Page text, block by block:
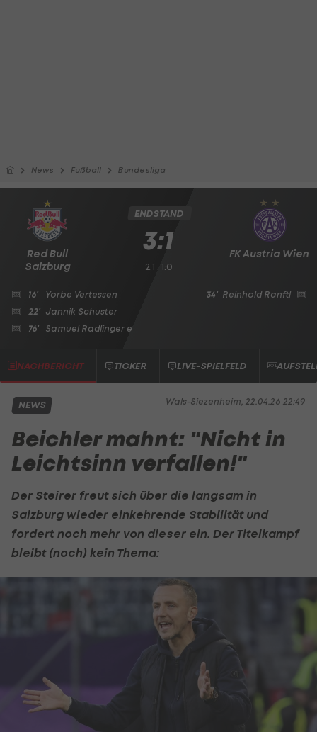
News Fußball Bundesliga
Red Bull
Salzburg
FK Austria Wien
ENDSTAND
3:1
2:1 , 1:0
16'
Yorbe Vertessen
22' Jannik Schuster
76'
Samuel Radlinger e
34' Reinhold Ranftl
NACHBERICHT TICKER LIVE-SPIELFELD
Wals-Siezenheim, 22.04.26 22:49
NEWS
Beichler mahnt: "Nicht in
Leichtsinn verfallen!"
Der Steirer freut sich über die langsam in
Salzburg wieder einkehrende Stabilität und
fordert noch mehr von dieser ein. Der Titelkampf
bleibt (noch) kein Thema: